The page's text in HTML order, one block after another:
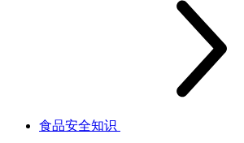
食品安全知识